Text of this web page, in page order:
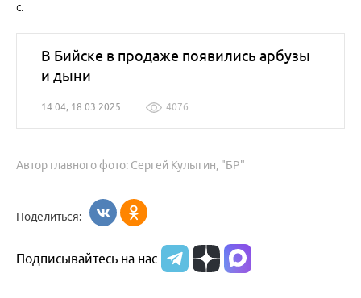
с.
В Бийске в продаже появились арбузы
и дыни
14:04, 18.03.2025 4076
Автор главного фото: Сергей Кулыгин, "БР"
Поделиться:
Подписывайтесь на нас